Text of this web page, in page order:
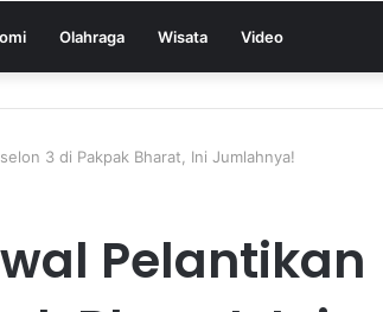
Olahraga Wisata Video
3 di Pakpak Bharat, Ini Jumlahnya!
Pelantikan